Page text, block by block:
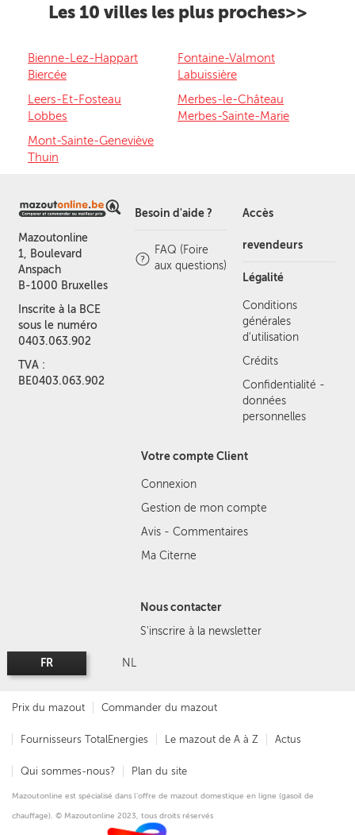
Les 10 villes les plus proches>>
Bienne-Lez-Happart
Biercée
Fontaine-Valmont
Labuissière
Leers-Et-Fosteau
Lobbes
Merbes-le-Château
Merbes-Sainte-Marie
Mont-Sainte-Geneviève
Thuin
Mazoutonline
1, Boulevard
Anspach
B-1000 Bruxelles
Inscrite à la BCE
sous le numéro
0403.063.902
TVA :
BE0403.063.902
Besoin d'aide ?
FAQ (Foire
aux questions)
Accès
revendeurs
Légalité
Conditions
générales
d'utilisation
Crédits
Confidentialité -
données
personnelles
Votre compte Client
Connexion
Gestion de mon compte
Avis - Commentaires
Ma Citerne
Nous contacter
S'inscrire à la newsletter
FR NL
Prix du mazout Commander du mazout
Fournisseurs TotalEnergies Le mazout de A à Z Actus
Qui sommes-nous? Plan du site
Mazoutonline est spécialisé dans l'offre de mazout domestique en ligne (gasoil de
chauffage). © Mazoutonline 2023, tous droits réservés